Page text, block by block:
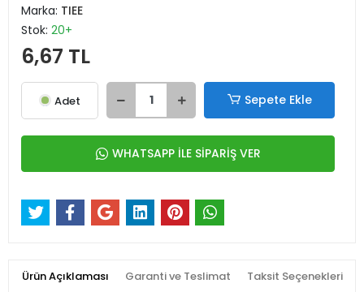
Marka: TIEE
Stok: 20+
6,67 TL
Adet Sepete Ekle
WHATSAPP İLE SİPARİŞ VER
Ürün Açıklaması Garanti ve Teslimat Taksit Seçenekleri